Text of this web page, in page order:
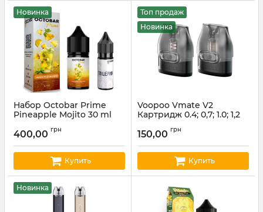
Новинка
Набор Octobar Prime
Pineapple Mojito 30 ml
400,00 грн
Купить
Топ продаж
Новинка
Voopoo Vmate V2
Картридж 0.4; 0,7; 1.0; 1,2
Артикул: voopoo04
150,00 грн
Купить
Новинка